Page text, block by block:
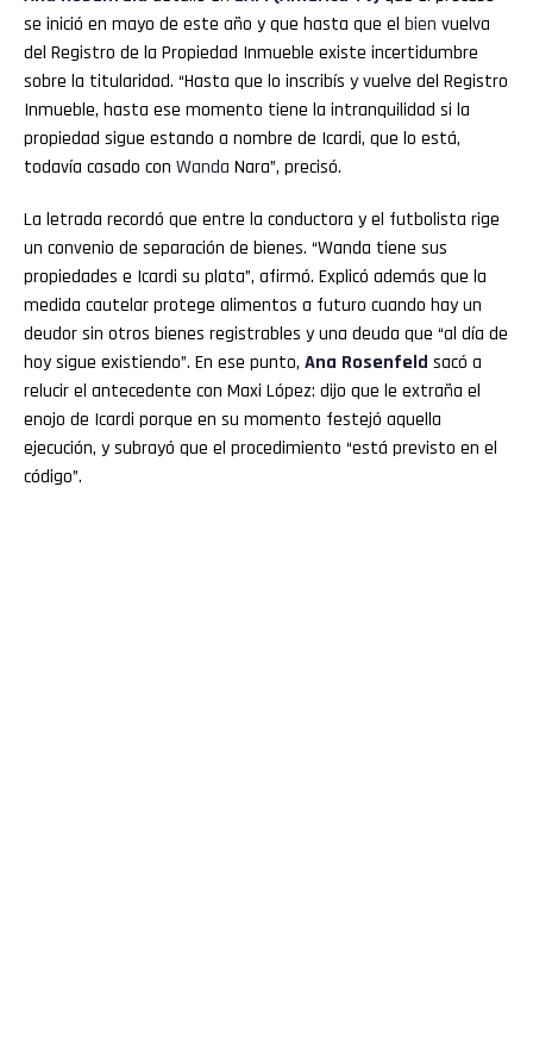
se inició en mayo de este año y que hasta que el bien vuelva
del Registro de la Propiedad Inmueble existe incertidumbre
sobre la titularidad. “Hasta que lo inscribís y vuelve del Registro
Inmueble, hasta ese momento tiene la intranquilidad si la
propiedad sigue estando a nombre de Icardi, que lo está,
todavía casado con Wanda Nara”, precisó.
La letrada recordó que entre la conductora y el futbolista rige
un convenio de separación de bienes. “Wanda tiene sus
propiedades e Icardi su plata”, afirmó. Explicó además que la
medida cautelar protege alimentos a futuro cuando hay un
deudor sin otros bienes registrables y una deuda que “al día de
hoy sigue existiendo”. En ese punto, Ana Rosenfeld sacó a
relucir el antecedente con Maxi López: dijo que le extraña el
enojo de Icardi porque en su momento festejó aquella
ejecución, y subrayó que el procedimiento “está previsto en el
código”.